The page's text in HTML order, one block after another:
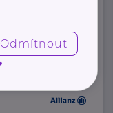
Odmítnout